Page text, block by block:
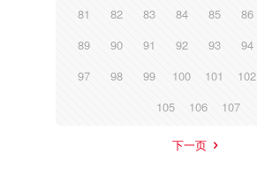
81
82 83 84 85 86
89
90 91 92 93 94
97
98 99 100 101 102
105
106 107
下一页